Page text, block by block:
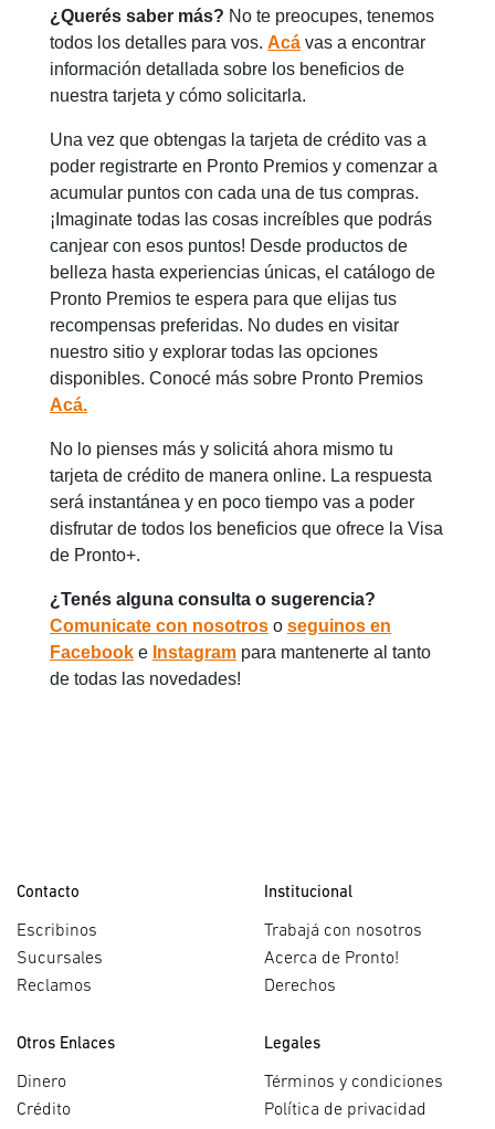
¿Querés saber más? No te preocupes, tenemos
todos los detalles para vos. Acá vas a encontrar
información detallada sobre los beneficios de
nuestra tarjeta y cómo solicitarla.
Una vez que obtengas la tarjeta de crédito vas a
poder registrarte en Pronto Premios y comenzar a
acumular puntos con cada una de tus compras.
¡Imaginate todas las cosas increíbles que podrás
canjear con esos puntos! Desde productos de
belleza hasta experiencias únicas, el catálogo de
Pronto Premios te espera para que elijas tus
recompensas preferidas. No dudes en visitar
nuestro sitio y explorar todas las opciones
disponibles. Conocé más sobre Pronto Premios
Acá.
No lo pienses más y solicitá ahora mismo tu
tarjeta de crédito de manera online. La respuesta
será instantánea y en poco tiempo vas a poder
disfrutar de todos los beneficios que ofrece la Visa
de Pronto+.
¿Tenés alguna consulta o sugerencia?
Comunicate con nosotros o seguinos en
Facebook e Instagram para mantenerte al tanto
de todas las novedades!
Contacto
Escribinos
Sucursales
Reclamos
Institucional
Trabajá con nosotros
Acerca de Pronto!
Derechos
Otros Enlaces
Dinero
Crédito
Legales
Términos y condiciones
Política de privacidad